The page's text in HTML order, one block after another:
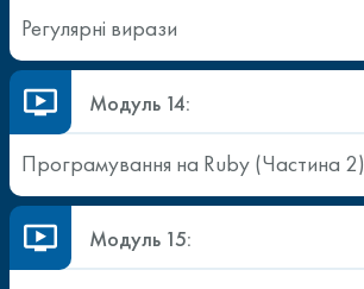
Регулярні вирази
Модуль 14:
Програмування на Ruby (Частина 2)
Модуль 15: